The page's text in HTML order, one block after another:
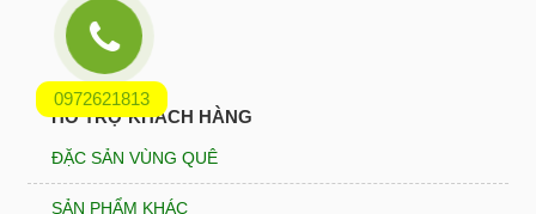
0972621813
HỖ TRỢ KHÁCH HÀNG
ĐẶC SẢN VÙNG QUÊ
SẢN PHẨM KHÁC